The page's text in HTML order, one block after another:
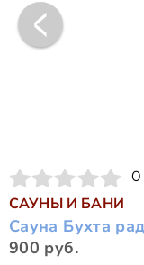
0
САУНЫ И БАНИ
Сауна Бухта
900 руб.